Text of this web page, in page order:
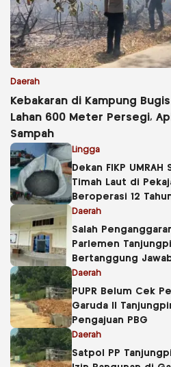
Daerah
Kebakaran di Kampung
Lahan 600 Meter Persegi,
Sampah
Lingga
Dekan FIKP
Timah Laut di
Beroperasi 12
Daerah
Salah
Parlemen
Bertanggung
atau Sekretaris
Daerah
PUPR Belum Cek
Garuda II
Pengajuan PBG
Daerah
Satpol PP